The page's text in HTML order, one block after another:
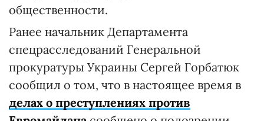
общественности.
Ранее начальник Департамента
спецрасследований Генеральной
прокуратуры Украины Сергей Горбатюк
сообщил о том, что в настоящее время в
делах о преступлениях против